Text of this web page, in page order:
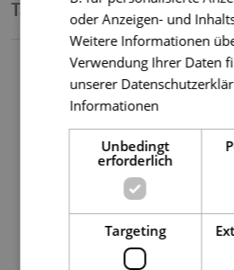
Taktverdichtungen und
oder Anzeigen- und
Weitere Informationen
Verwendung Ihrer Daten
unserer
Informationen
Unbedingt
erforderlich
Targeting